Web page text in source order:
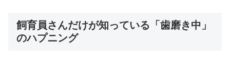
飼育員さんだけが知っている「歯磨き中」
のハプニング